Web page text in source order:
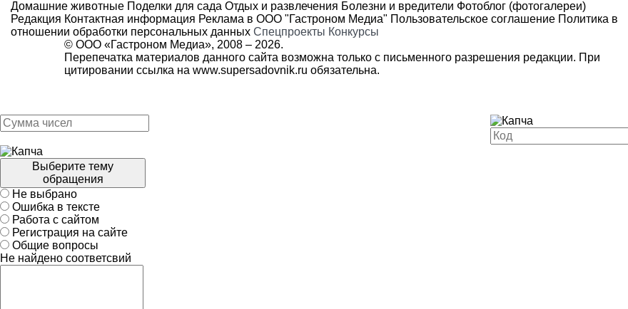
Домашние животные Поделки для сада Отдых и развлечения Болезни и вредители Фотоблог (фотогалереи)
Редакция Контактная информация Реклама в ООО "Гастроном Медиа" Пользовательское соглашение Политика в
отношении обработки персональных данных Спецпроекты Конкурсы
© ООО «Гастроном Медиа», 2008 – 2026.
Перепечатка материалов данного сайта возможна только с письменного разрешения редакции. При
цитировании ссылка на www.supersadovnik.ru обязательна.
Выберите тему
обращения
Не выбрано
Ошибка в тексте
Работа с сайтом
Регистрация на сайте
Общие вопросы
Не найдено соответсвий